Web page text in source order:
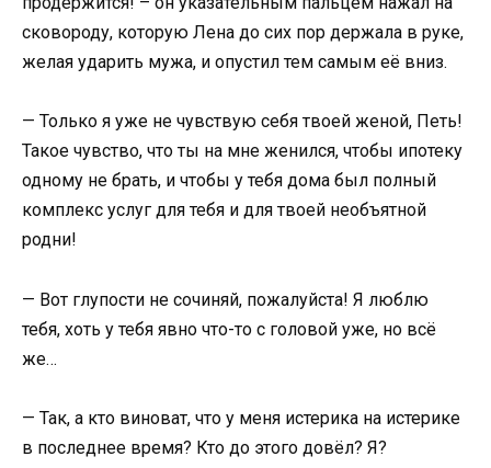
сковороду, которую Лена до сих пор держала в руке,
желая ударить мужа, и опустил тем самым её вниз.
— Только я уже не чувствую себя твоей женой, Петь!
Такое чувство, что ты на мне женился, чтобы ипотеку
одному не брать, и чтобы у тебя дома был полный
комплекс услуг для тебя и для твоей необъятной
родни!
— Вот глупости не сочиняй, пожалуйста! Я люблю
тебя, хоть у тебя явно что-то с головой уже, но всё
же…
— Так, а кто виноват, что у меня истерика на истерике
в последнее время? Кто до этого довёл? Я?